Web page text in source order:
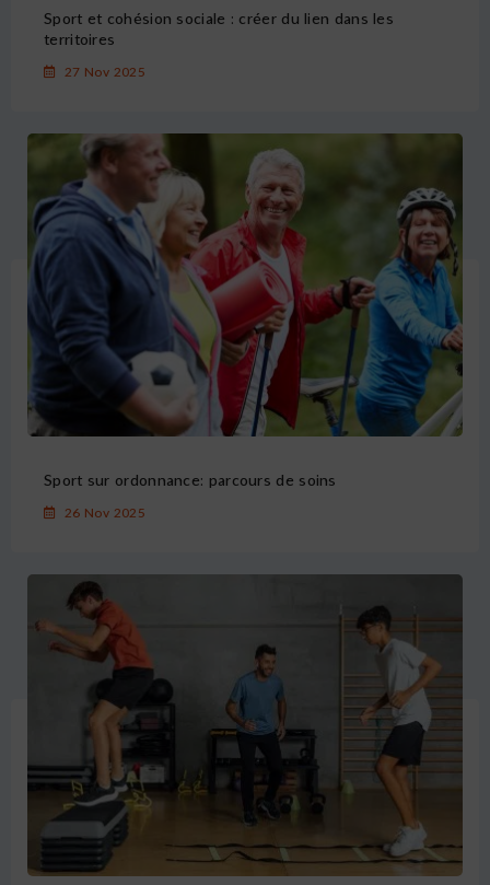
Sport et cohésion sociale : créer du lien dans les
territoires
27 Nov 2025
Sport sur ordonnance: parcours de soins
26 Nov 2025